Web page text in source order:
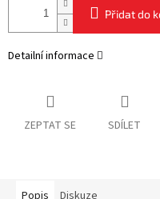
Přidat do
Detailní informace
ZEPTAT SE SDÍLET